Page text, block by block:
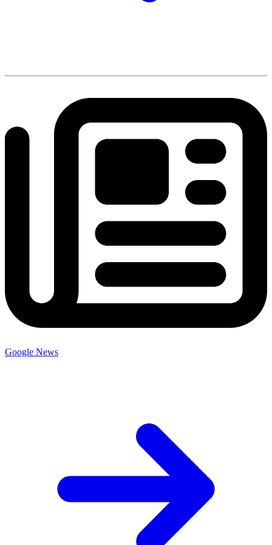
Google News